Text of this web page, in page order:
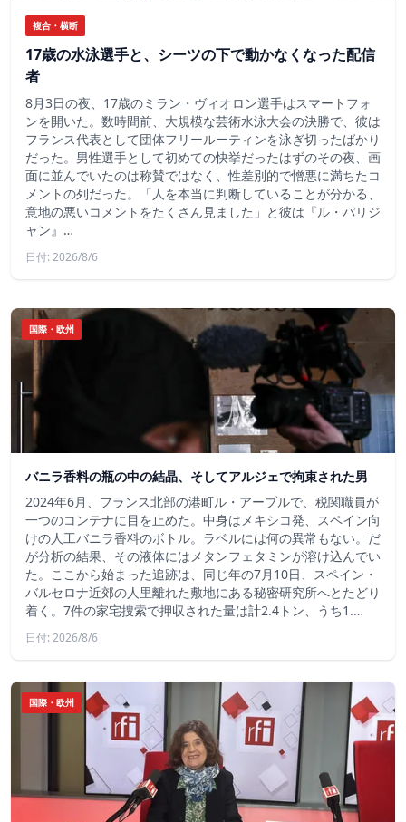
複合・横断
17歳の水泳選手と、シーツの下で動かなくなった配信
者
8月3日の夜、17歳のミラン・ヴィオロン選手はスマートフォ
ンを開いた。数時間前、大規模な芸術水泳大会の決勝で、彼は
フランス代表として団体フリールーティンを泳ぎ切ったばかり
だった。男性選手として初めての快挙だったはずのその夜、画
面に並んでいたのは称賛ではなく、性差別的で憎悪に満ちたコ
メントの列だった。「人を本当に判断していることが分かる、
意地の悪いコメントをたくさん見ました」と彼は『ル・パリジ
ャン』…
日付: 2026/8/6
国際・欧州
バニラ香料の瓶の中の結晶、そしてアルジェで拘束された男
2024年6月、フランス北部の港町ル・アーブルで、税関職員が
一つのコンテナに目を止めた。中身はメキシコ発、スペイン向
けの人工バニラ香料のボトル。ラベルには何の異常もない。だ
が分析の結果、その液体にはメタンフェタミンが溶け込んでい
た。ここから始まった追跡は、同じ年の7月10日、スペイン・
バルセロナ近郊の人里離れた敷地にある秘密研究所へとたどり
着く。7件の家宅捜索で押収された量は計2.4トン、うち1.…
日付: 2026/8/6
国際・欧州